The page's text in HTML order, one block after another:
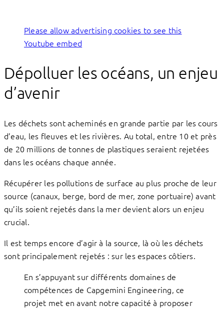
Please allow advertising cookies to see this
Youtube embed
Dépolluer les océans, un enjeu
d’avenir
Les déchets sont acheminés en grande partie par les cours
d’eau, les fleuves et les rivières. Au total, entre 10 et près
de 20 millions de tonnes de plastiques seraient rejetées
dans les océans chaque année.
Récupérer les pollutions de surface au plus proche de leur
source (canaux, berge, bord de mer, zone portuaire) avant
qu’ils soient rejetés dans la mer devient alors un enjeu
crucial.
Il est temps encore d’agir à la source, là où les déchets
sont principalement rejetés : sur les espaces côtiers.
En s’appuyant sur différents domaines de
compétences de Capgemini Engineering, ce
projet met en avant notre capacité à proposer